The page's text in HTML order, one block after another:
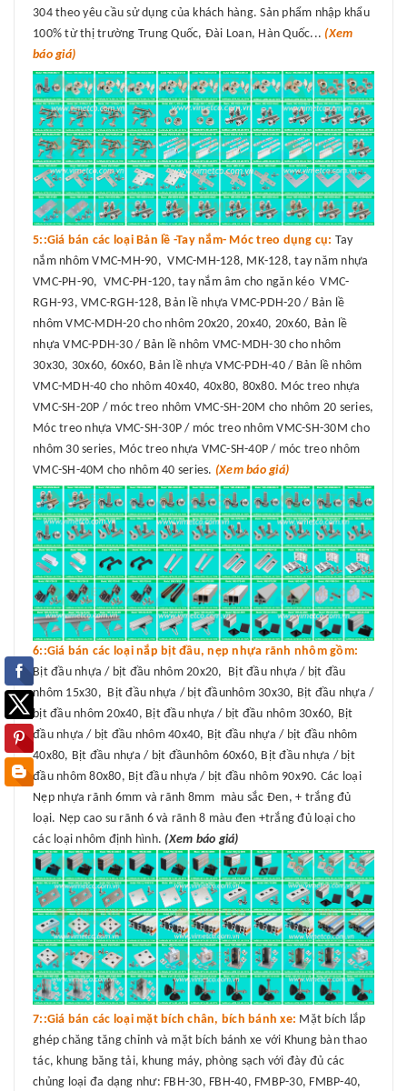
304 theo yêu cầu sử dụng của khách hàng. Sản phẩm nhập khẩu
100% từ thị trường Trung Quốc, Đài Loan, Hàn Quốc... (Xem
báo giá)
5::Giá bán các loại Bản lề -Tay nắm- Móc treo dụng cụ: Tay
nắm nhôm VMC-MH-90, VMC-MH-128, MK-128, tay năm nhựa
VMC-PH-90, VMC-PH-120, tay nắm âm cho ngăn kéo VMC-
RGH-93, VMC-RGH-128, Bản lề nhựa VMC-PDH-20 / Bản lề
nhôm VMC-MDH-20 cho nhôm 20x20, 20x40, 20x60, Bản lề
nhựa VMC-PDH-30 / Bản lề nhôm VMC-MDH-30 cho nhôm
30x30, 30x60, 60x60, Bản lề nhựa VMC-PDH-40 / Bản lề nhôm
VMC-MDH-40 cho nhôm 40x40, 40x80, 80x80. Móc treo nhựa
VMC-SH-20P / móc treo nhôm VMC-SH-20M cho nhôm 20 series,
Móc treo nhựa VMC-SH-30P / móc treo nhôm VMC-SH-30M cho
nhôm 30 series, Móc treo nhựa VMC-SH-40P / móc treo nhôm
VMC-SH-40M cho nhôm 40 series. (Xem báo giá)
6::Giá bán các loại nắp bịt đầu, nẹp nhựa rãnh nhôm gồm:
Bịt đầu nhựa / bịt đầu nhôm 20x20, Bịt đầu nhựa / bịt đầu
nhôm 15x30, Bịt đầu nhựa / bịt đầunhôm 30x30, Bịt đầu nhựa /
bịt đầu nhôm 20x40, Bịt đầu nhựa / bịt đầu nhôm 30x60, Bịt
đầu nhựa / bịt đầu nhôm 40x40, Bịt đầu nhựa / bịt đầu nhôm
40x80, Bịt đầu nhựa / bịt đầunhôm 60x60, Bịt đầu nhựa / bịt
đầu nhôm 80x80, Bịt đầu nhựa / bịt đầu nhôm 90x90. Các loại
Nẹp nhựa rãnh 6mm và rãnh 8mm màu sắc Đen, + trắng đủ
loại. Nẹp cao su rãnh 6 và rãnh 8 màu đen +trắng đủ loại cho
các loại nhôm định hình. (Xem báo giá)
7::Giá bán các loại mặt bích chân, bích bánh xe: Mặt bích lắp
ghép chăng tăng chỉnh và mặt bích bánh xe với Khung bàn thao
tác, khung băng tải, khung máy, phòng sạch với đày đủ các
chủng loại đa dạng như: FBH-30, FBH-40, FMBP-30, FMBP-40,